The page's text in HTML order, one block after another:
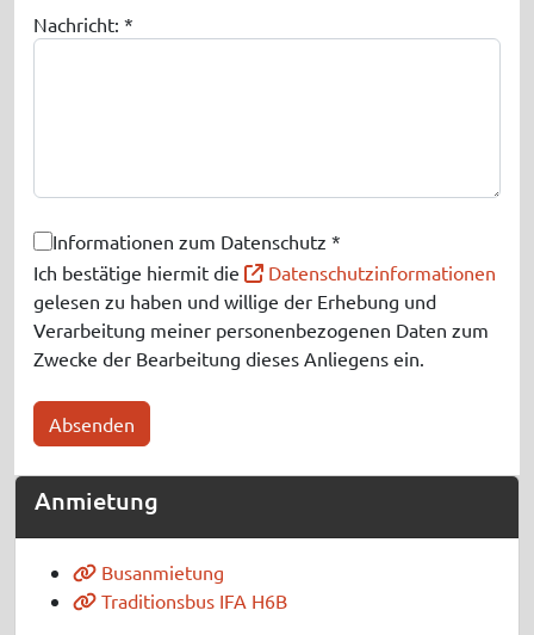
Nachricht: *
Informationen zum Datenschutz *
Ich bestätige hiermit die
Datenschutzinformationen
gelesen zu haben und willige der Erhebung und
Verarbeitung meiner personenbezogenen Daten zum
Zwecke der Bearbeitung dieses Anliegens ein.
Absenden
Anmietung
Busanmietung
Traditionsbus IFA H6B